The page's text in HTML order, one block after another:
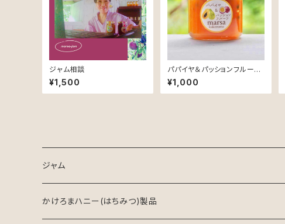
ジャム相談
¥1,500
パパイヤ＆パッションフルーツ
ジャム
¥1,000
ジャム
ジャム
かけろまハニー(はちみつ)製品